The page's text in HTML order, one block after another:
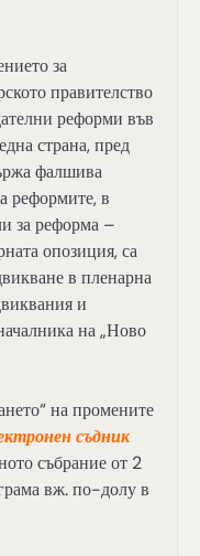
за
правителство
реформи във
страна, пред
фалшива
реформите, в
за реформа –
опозиция, са
в пленарна
и
на „Ново
на промените
съдник
събрание от 2
вж. по-долу в